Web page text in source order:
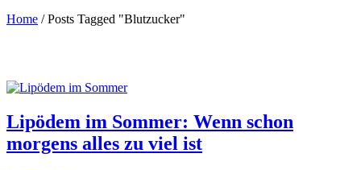
Home /Posts Tagged "Blutzucker"
Lipödem im Sommer: Wenn schon
morgens alles zu viel ist